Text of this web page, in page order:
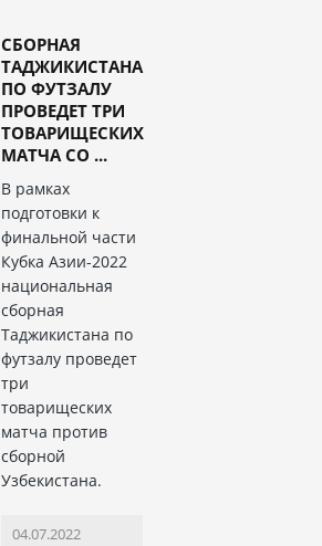
СБОРНАЯ
ТАДЖИКИСТАНА
ПО ФУТЗАЛУ
ПРОВЕДЕТ ТРИ
ТОВАРИЩЕСКИХ
МАТЧА СО ...
В рамках
подготовки к
финальной части
Кубка Азии-2022
национальная
сборная
Таджикистана по
футзалу проведет
три
товарищеских
матча против
сборной
Узбекистана.
04.07.2022